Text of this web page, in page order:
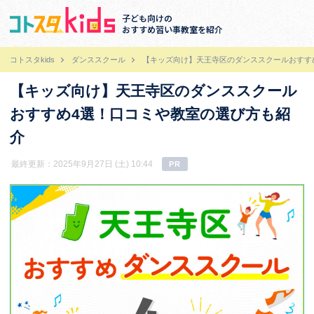
子ども向けの
おすすめ習い事教室を紹介
コトスタkids ダンススクール 【キッズ向け】天王寺区のダンススクールおす
【キッズ向け】天王寺区のダンススクール
おすすめ4選！口コミや教室の選び方も紹
介
最終更新：2025年9月27日 (土) 10:44 PR